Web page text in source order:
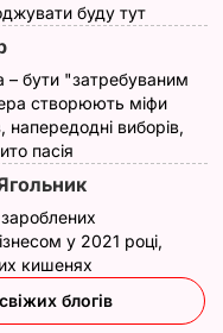
19.28БУЛЬВАР
буду тут
– бути "затребуваним
створюють міфи
виборів,
пасія
у 2021 році,
кишенях
блогів